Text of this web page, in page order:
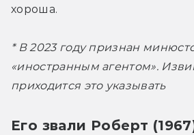
хороша.
* В 2023 году признан
«иностранным агентом».
приходится это указывать
Его звали Роберт